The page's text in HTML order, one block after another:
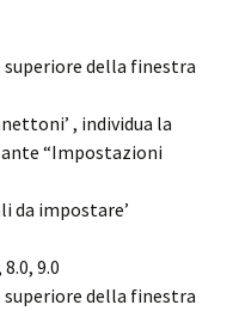
superiore della finestra
, individua la
“Impostazioni
da impostare’
9.0
superiore della finestra